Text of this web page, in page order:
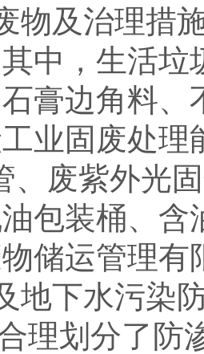
物及治理措
中，生活垃
膏边角料、
业固废处理
、废紫外光
包装桶、含
储运管理有
地下水污染
理划分了防